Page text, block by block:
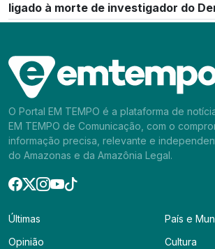
ligado à morte de investigador do
O Portal EM TEMPO é a plataforma de
EM TEMPO de Comunicação, com o
informação precisa, relevante e
do Amazonas e da Amazônia Legal.
Últimas
Opinião
País e
Cultura